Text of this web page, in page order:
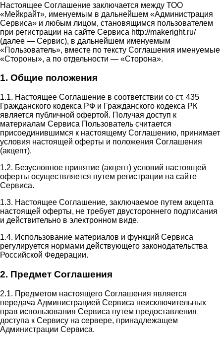
Настоящее Соглашение заключается между ТОО
«Мейкрайт», именуемым в дальнейшем «Администрация
Сервиса» и любым лицом, становящимся пользователем
при регистрации на сайте Сервиса http://makeright.ru/
(далее — Сервис), в дальнейшем именуемым
«Пользователь», вместе по тексту Соглашения именуемые
«Стороны», а по отдельности — «Сторона».
1. Общие положения
1.1. Настоящее Соглашение в соответствии со ст. 435
Гражданского кодекса РФ и Гражданского кодекса РК
является публичной офертой. Получая доступ к
материалам Сервиса Пользователь считается
присоединившимся к настоящему Соглашению, принимает
условия настоящей оферты и положения Соглашения
(акцепт).
1.2. Безусловное принятие (акцепт) условий настоящей
оферты осуществляется путем регистрации на сайте
Сервиса.
1.3. Настоящее Соглашение, заключаемое путем акцепта
настоящей оферты, не требует двустороннего подписания
и действительно в электронном виде.
1.4. Использование материалов и функций Сервиса
регулируется нормами действующего законодательства
Российской Федерации.
2. Предмет Соглашения
2.1. Предметом настоящего Соглашения является
передача Администрацией Сервиса неисключительных
прав использования Сервиса путем предоставления
доступа к Сервису на сервере, принадлежащем
Администрации Сервиса.